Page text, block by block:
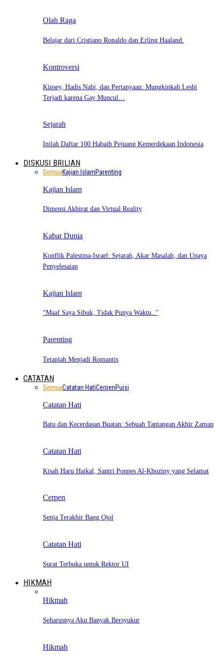
Olah Raga
Belajar dari Cristiano Ronaldo dan Erling Haaland.
Kontroversi
Kinsey, Hadis Nabi, dan Pertanyaan: Mungkinkah Lesbi
Terjadi karena Gay Muncul…
Sejarah
Inilah Daftar 100 Habaib Pejuang Kemerdekaan Indonesia
DISKUSI BRILIAN
SemuaKajian IslamParenting
Kajian Islam
Dimensi Akhirat dan Virtual Reality
Kabar Dunia
Konflik Palestina-Israel: Sejarah, Akar Masalah, dan Upaya
Penyelesaian
Kajian Islam
“Maaf Saya Sibuk, Tidak Punya Waktu..”
Parenting
Tetaplah Menjadi Romantis
CATATAN
SemuaCatatan HatiCerpenPuisi
Catatan Hati
Batu dan Kecerdasan Buatan: Sebuah Tantangan Akhir Zaman
Catatan Hati
Kisah Haru Haikal, Santri Ponpes Al-Khoziny yang Selamat
Cerpen
Senja Terakhir Bang Ojol
Catatan Hati
Surat Terbuka untuk Rektor UI
HIKMAH
Hikmah
Seharusnya Aku Banyak Bersyukur
Hikmah